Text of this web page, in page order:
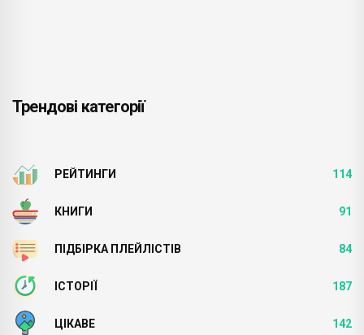
Трендові категорії
РЕЙТИНГИ 114
КНИГИ 91
ПІДБІРКА ПЛЕЙЛІСТІВ 84
ІСТОРІЇ 187
ЦІКАВЕ 142